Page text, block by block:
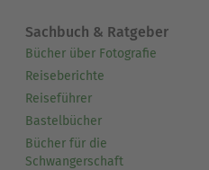
Sachbuch & Ratgeber
Bücher über Fotografie
Reiseberichte
Reiseführer
Bastelbücher
Bücher für die
Schwangerschaft